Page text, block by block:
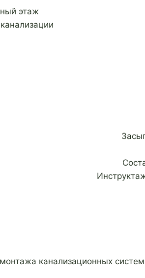
этаж
канализационных